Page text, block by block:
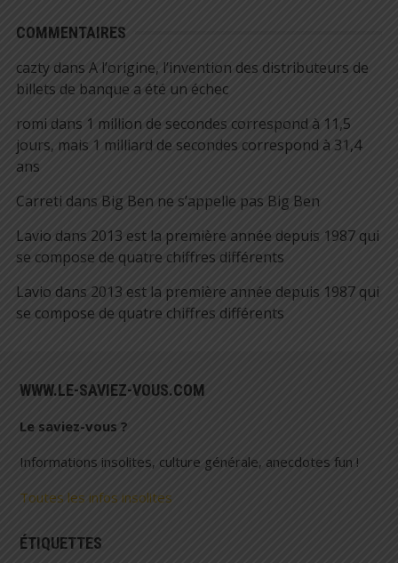
COMMENTAIRES
caztydans A l’origine, l’invention des distributeurs de
billets de banque a été un échec
romi dans 1 million de secondes correspond à 11,5
jours, mais 1 milliard de secondes correspond à 31,4
ans
Carreti dans Big Ben ne s’appelle pas Big Ben
Lavio dans 2013 est la première année depuis 1987 qui
se compose de quatre chiffres différents
Lavio dans 2013 est la première année depuis 1987 qui
se compose de quatre chiffres différents
WWW.LE-SAVIEZ-VOUS.COM
Le saviez-vous ?
Informations insolites, culture générale, anecdotes fun !
Toutes les infos insolites
ÉTIQUETTES